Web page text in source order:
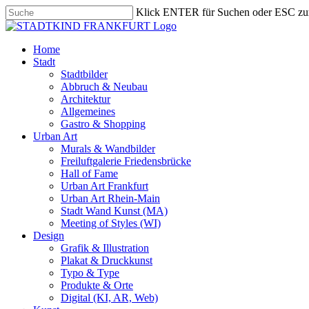
Skip
to
content
Klick ENTER für Suchen oder ESC
Close
search
Menu
Home
Stadt
Stadtbilder
Abbruch & Neubau
Architektur
Allgemeines
Gastro & Shopping
Urban Art
Murals & Wandbilder
Freiluftgalerie Friedensbrücke
Hall of Fame
Urban Art Frankfurt
Urban Art Rhein-Main
Stadt Wand Kunst (MA)
Meeting of Styles (WI)
Design
Grafik & Illustration
Plakat & Druckkunst
Typo & Type
Produkte & Orte
Digital (KI, AR, Web)